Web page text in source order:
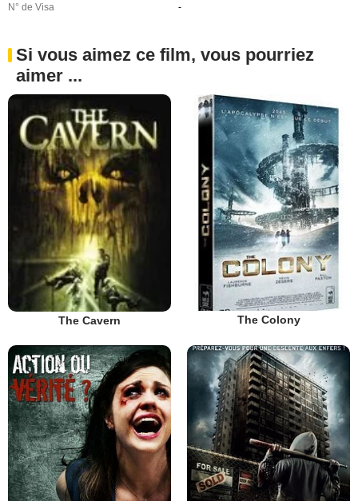
N° de Visa
-
Si vous aimez ce film, vous pourriez
aimer ...
The Cavern The Colony